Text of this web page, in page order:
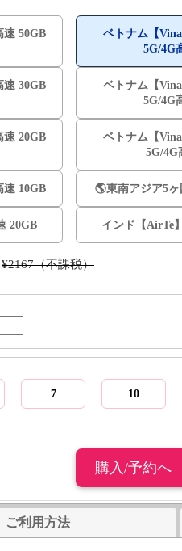
速 50GB
ベトナム【
5G/4G
速 30GB
ベトナム【
5G/4G
速 20GB
ベトナム【
5G/4G
速 10GB 🌎️東南アジア5
20GB インド【AirTe
¥2167（不課税）
7 10
ご利用方法